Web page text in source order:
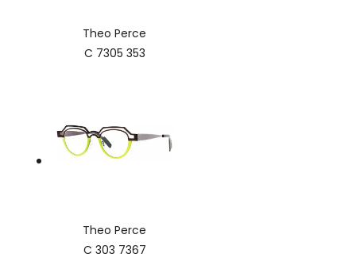
Theo Perce
C 7305 353
Theo Perce
C 303 7367